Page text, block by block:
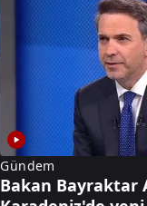
Gündem
Bakan Bayraktar